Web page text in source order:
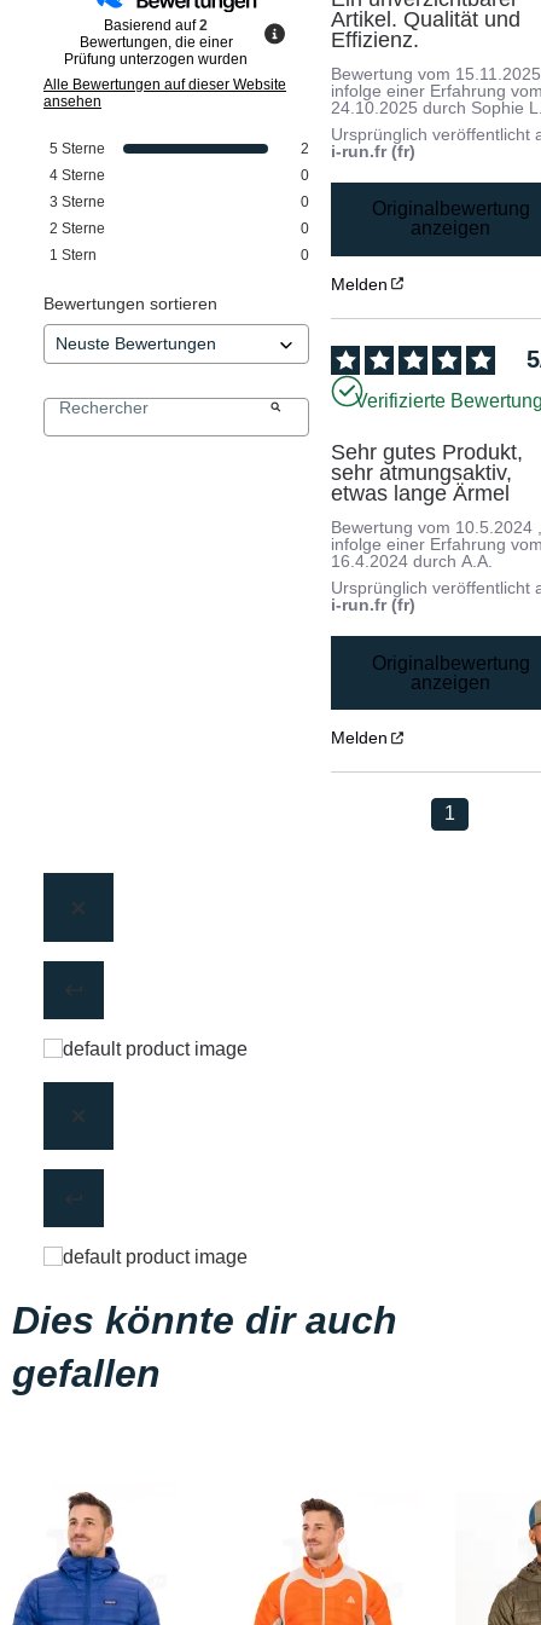
Basierend auf2
Bewertungen, die einer
Prüfung unterzogen wurden
Alle Bewertungen auf dieser Website
ansehen
5 Sterne
2
4 Sterne
0
3 Sterne
0
2 Sterne
0
1 Stern 0
Bewertungen sortieren
Artikel. Qualität und
Effizienz.
Bewertung vom 15.11.2025
infolge einer Erfahrung
24.10.2025 durch Sophie
Ursprünglich veröffentlicht
i-run.fr (fr)
Originalbewertung
anzeigen
Melden
5
Verifizierte
Sehr gutes Produkt,
sehr atmungsaktiv,
etwas lange Ärmel
Bewertung vom 10.5.2024
infolge einer Erfahrung
16.4.2024 durchA.A.
Ursprünglich veröffentlicht
i-run.fr (fr)
Originalbewertung
anzeigen
Melden
1
Dies könnte dir auch
gefallen